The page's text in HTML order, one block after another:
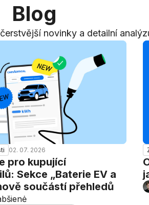
Blog
novinky a detailní
02. 07. 2026
pro kupující
Sekce „Baterie EV a
součástí přehledů